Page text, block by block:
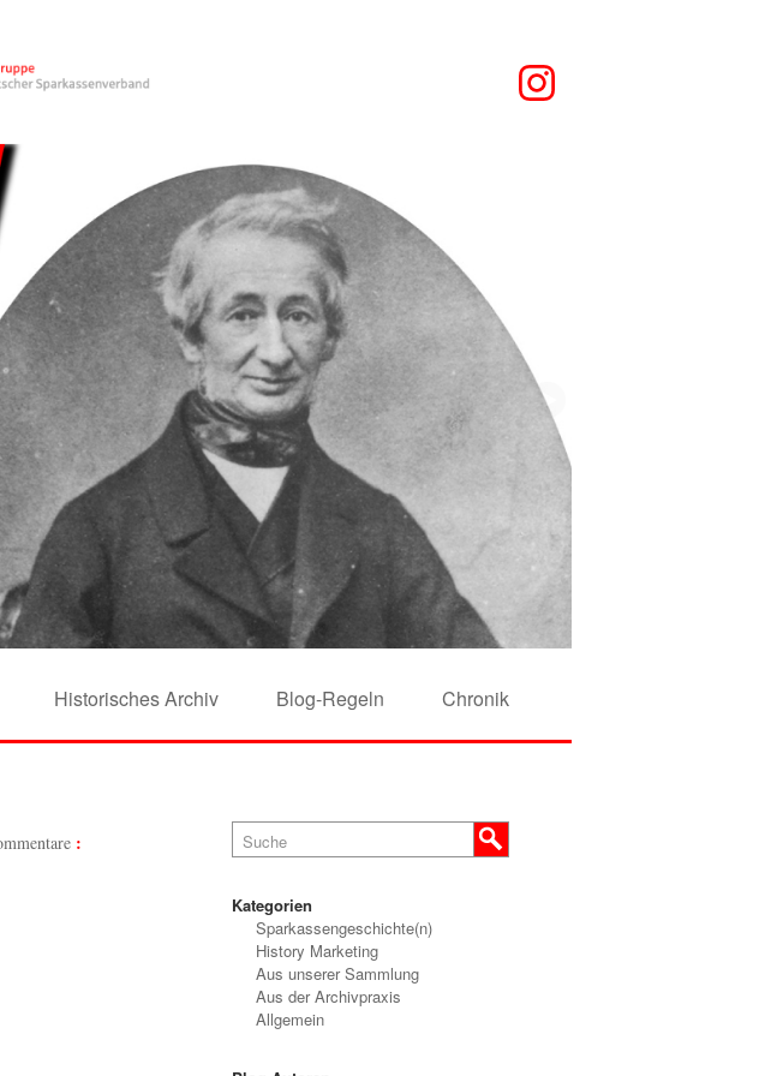
Historisches Archiv Blog-Regeln Chronik
Kategorien
Sparkassengeschichte(n)
History Marketing
Aus unserer Sammlung
Aus der Archivpraxis
Allgemein